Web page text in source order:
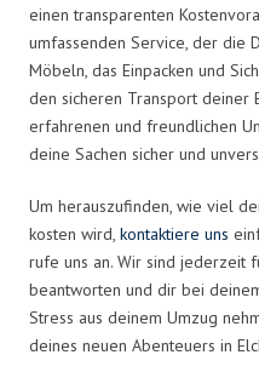
einen transparenten
umfassenden Service, der die
Möbeln, das Einpacken und
den sicheren Transport deiner
erfahrenen und freundlichen
deine Sachen sicher und
Um herauszufinden, wie viel
kosten wird, kontaktiere uns
rufe uns an. Wir sind jederzeit
beantworten und dir bei
Stress aus deinem Umzug
deines neuen Abenteuers in